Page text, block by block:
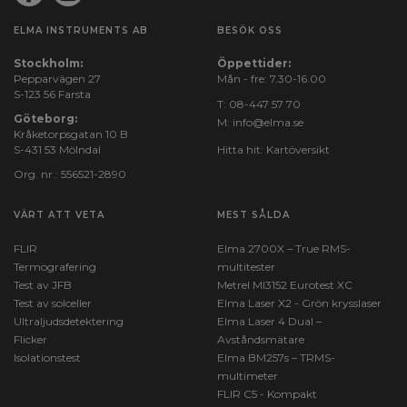
ELMA INSTRUMENTS AB
Stockholm:
Pepparvägen 27
S-123 56 Farsta
Göteborg:
Kråketorpsgatan 10 B
S-431 53 Mölndal
Org. nr.: 556521-2890
BESÖK OSS
Öppettider:
Mån - fre: 7.30-16.00
T: 08-447 57 70
M: info@elma.se
Hitta hit: Kartöversikt
VÄRT ATT VETA
FLIR
Termografering
Test av JFB
Test av solceller
Ultraljudsdetektering
Flicker
Isolationstest
MEST SÅLDA
Elma 2700X – True RMS-
multitester
Metrel MI3152 Eurotest XC
Elma Laser X2 - Grön krysslaser
Elma Laser 4 Dual –
Avståndsmätare
Elma BM257s – TRMS-
multimeter
FLIR C5 - Kompakt